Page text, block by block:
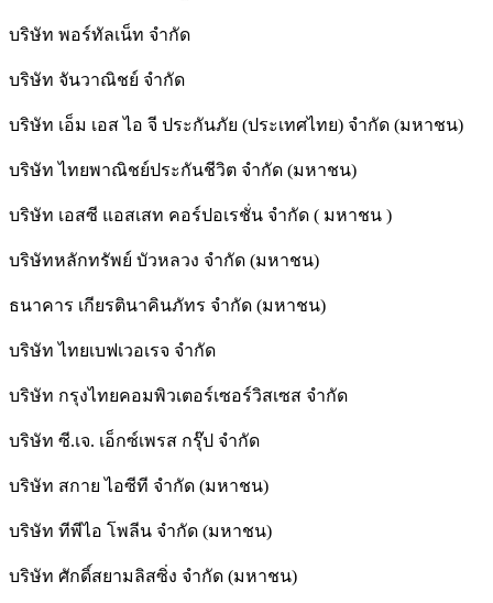
บริษัท พอร์ทัลเน็ท จำกัด
บริษัท จันวาณิชย์ จำกัด
บริษัท เอ็ม เอส ไอ จี ประกันภัย (ประเทศไทย) จำกัด (มหาชน)
บริษัท ไทยพาณิชย์ประกันชีวิต จำกัด (มหาชน)
บริษัท เอสซี แอสเสท คอร์ปอเรชั่น จำกัด ( มหาชน )
บริษัทหลักทรัพย์ บัวหลวง จำกัด (มหาชน)
ธนาคาร เกียรตินาคินภัทร จำกัด (มหาชน)
บริษัท ไทยเบฟเวอเรจ จำกัด
บริษัท กรุงไทยคอมพิวเตอร์เซอร์วิสเซส จำกัด
บริษัท ซี.เจ. เอ็กซ์เพรส กรุ๊ป จำกัด
บริษัท สกาย ไอซีที จำกัด (มหาชน)
บริษัท ทีพีไอ โพลีน จำกัด (มหาชน)
บริษัท ศักดิ์สยามลิสซิ่ง จำกัด (มหาชน)